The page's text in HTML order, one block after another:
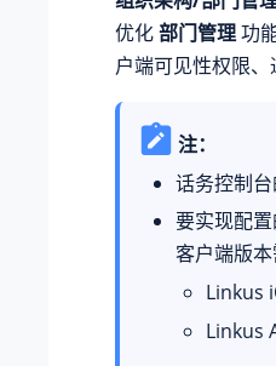
优化部门管理功
户端可见性权限
注：
话务控制台
要实现配
客户端版本
Linkus
Linkus